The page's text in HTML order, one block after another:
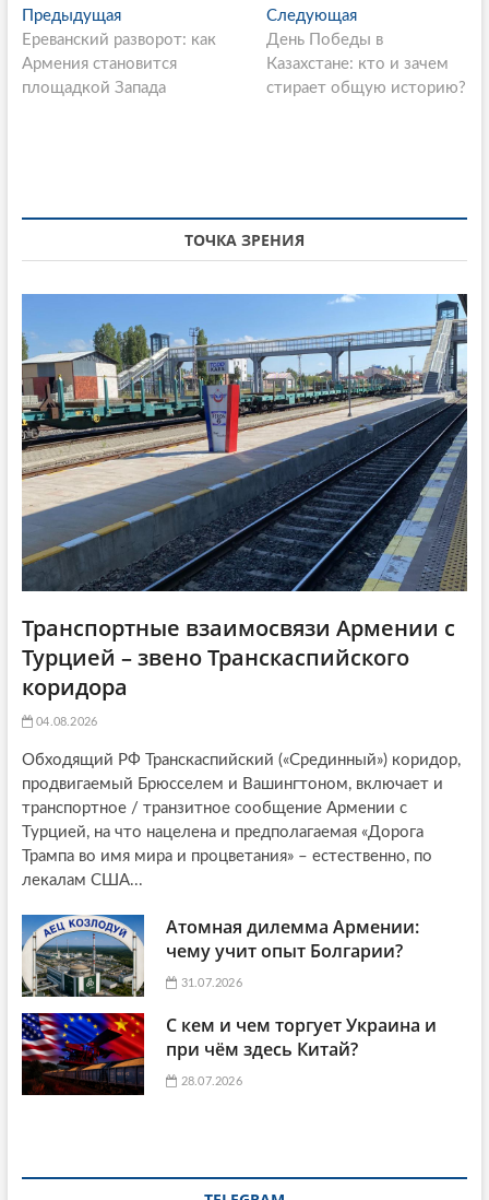
P
o
s
v
i
g
a
t
i
o
n
ПредыдущаяП
р
е
д
т
ь
я
:
Ереванский разворот: как
Армения становится
площадкой Запада
Следующая
л
е
д
т
ь
я
:
День Победы в
Казахстане: кто и зачем
стирает общую историю?
ТОЧКА ЗРЕНИЯ
Транспортные взаимосвязи Армении с
Турцией – звено Транскаспийского
коридора
04.08.2026
Обходящий РФ Транскаспийский («Срединный») коридор,
продвигаемый Брюсселем и Вашингтоном, включает и
транспортное / транзитное сообщение Армении с
Турцией, на что нацелена и предполагаемая «Дорога
Трампа во имя мира и процветания» – естественно, по
лекалам США...
Атомная дилемма Армении:
чему учит опыт Болгарии?
31.07.2026
С кем и чем торгует Украина и
при чём здесь Китай?
28.07.2026